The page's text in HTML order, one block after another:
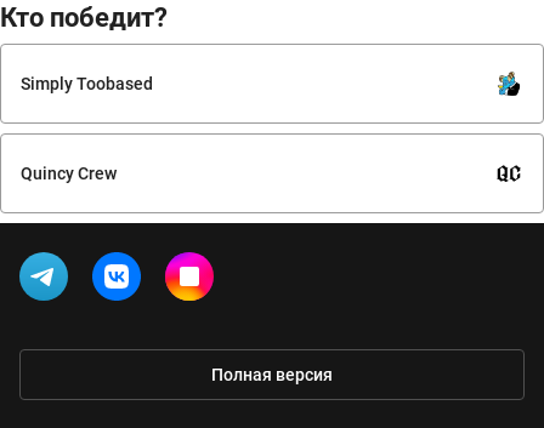
Кто победит?
Simply Toobased
Quincy Crew
Полная версия